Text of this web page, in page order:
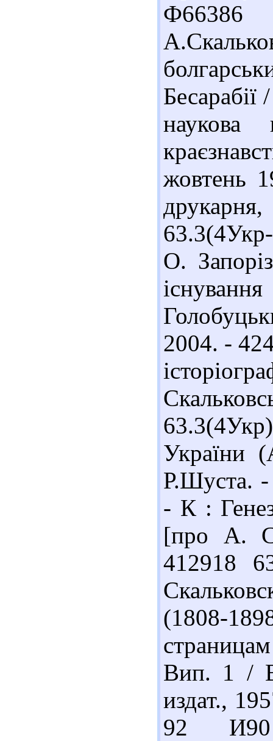
Ф66386
наукова
жовтень
О.
2004. -
України
Р.Шуста. -
- К :
[про А.
412918
(1808-
Вип. 1 /
издат.,
92